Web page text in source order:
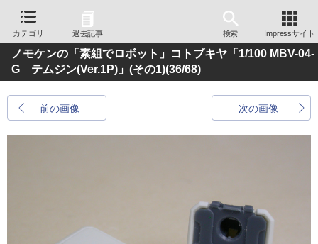
カテゴリ 過去記事 検索 Impressサイト
ノモケンの「素組でロボット」コトブキヤ「1/100 MBV-04-
G テムジン(Ver.1P)」(その1)(36/68)
前の画像 次の画像